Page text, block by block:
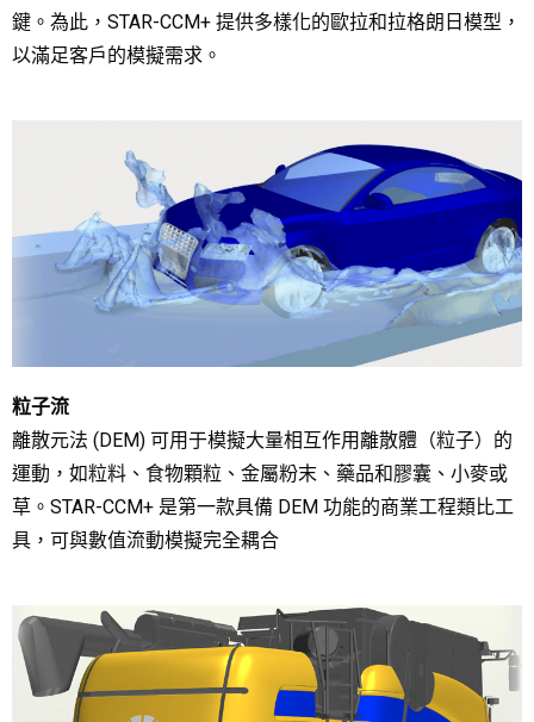
鍵。為此，STAR-CCM+ 提供多樣化的歐拉和拉格朗日模型，
以滿足客戶的模擬需求。
粒子流
離散元法 (DEM) 可用于模擬大量相互作用離散體（粒子）的
運動，如粒料、食物顆粒、金屬粉末、藥品和膠囊、小麥或
草。STAR-CCM+ 是第一款具備 DEM 功能的商業工程類比工
具，可與數值流動模擬完全耦合